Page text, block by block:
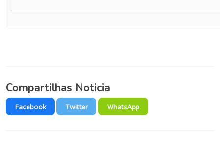
Compartilhas Noticia
Facebook Twitter WhatsApp